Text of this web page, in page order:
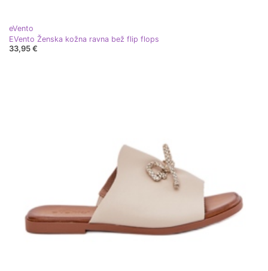
eVento
EVento Ženska kožna ravna bež flip flops
33,95 €